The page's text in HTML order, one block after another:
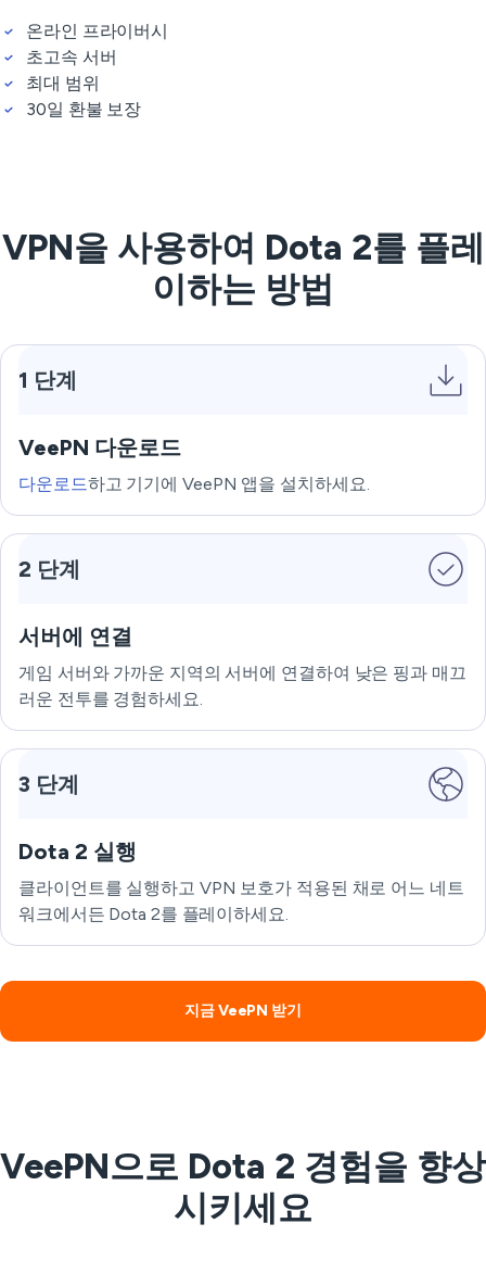
온라인 프라이버시
초고속 서버
최대 범위
30일 환불 보장
VPN을 사용하여 Dota 2를 플레
이하는 방법
1 단계
VeePN 다운로드
다운로드하고 기기에 VeePN 앱을 설치하세요.
2 단계
서버에 연결
게임 서버와 가까운 지역의 서버에 연결하여 낮은 핑과 매끄
러운 전투를 경험하세요.
3 단계
Dota 2 실행
클라이언트를 실행하고 VPN 보호가 적용된 채로 어느 네트
워크에서든 Dota 2를 플레이하세요.
지금 VeePN 받기
VeePN으로 Dota 2 경험을 향상
시키세요